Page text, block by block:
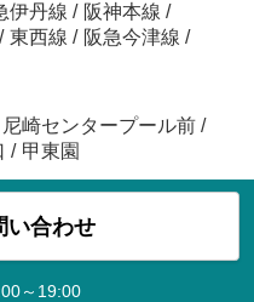
伊丹線 / 阪神本線 /
/ 東西線 / 阪急今津線 /
尼崎センタープール前 /
/ 甲東園
い合わせ
～19:00